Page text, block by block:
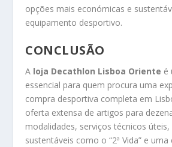
opções mais económicas e
equipamento desportivo.
CONCLUSÃO
A loja Decathlon Lisboa Oriente é
essencial para quem procura uma
compra desportiva completa em
oferta extensa de artigos para
modalidades, serviços técnicos
sustentáveis como o “2ª Vida” e